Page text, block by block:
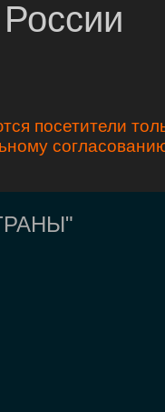
России
посетители